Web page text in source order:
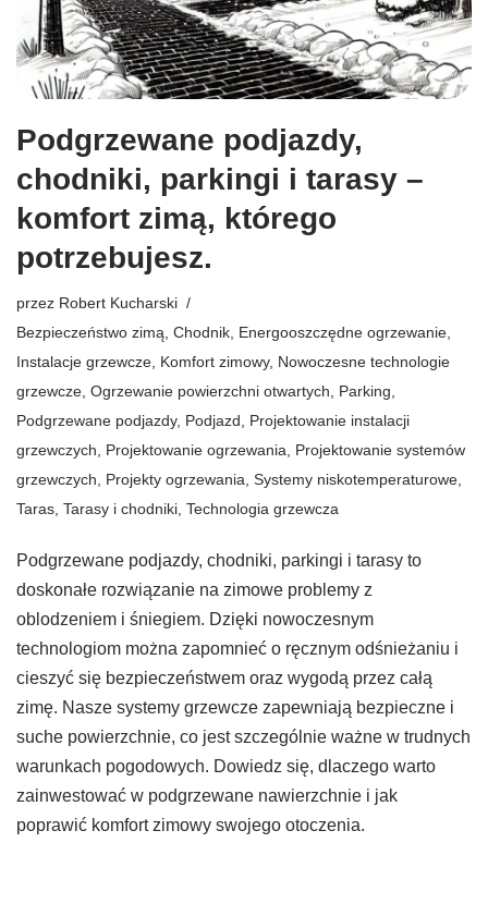
Podgrzewane podjazdy,
chodniki, parkingi i tarasy –
komfort zimą, którego
potrzebujesz.
przez Robert Kucharski
Bezpieczeństwo zimą Chodnik Energooszczędne ogrzewanie
Instalacje grzewcze Komfort zimowy, Nowoczesne technologie
grzewcze Ogrzewanie powierzchni otwartych Parking
Podgrzewane podjazdy, Podjazd
Projektowanie instalacji
grzewczych
Projektowanie ogrzewania
Projektowanie systemów
grzewczych
Projekty ogrzewania Systemy niskotemperaturowe
Taras Tarasy i chodniki Technologia grzewcza
Podgrzewane podjazdy, chodniki, parkingi i tarasy to
doskonałe rozwiązanie na zimowe problemy z
oblodzeniem i śniegiem. Dzięki nowoczesnym
technologiom można zapomnieć o ręcznym odśnieżaniu i
cieszyć się bezpieczeństwem oraz wygodą przez całą
zimę. Nasze systemy grzewcze zapewniają bezpieczne i
suche powierzchnie, co jest szczególnie ważne w trudnych
warunkach pogodowych. Dowiedz się, dlaczego warto
zainwestować w podgrzewane nawierzchnie i jak
poprawić komfort zimowy swojego otoczenia.